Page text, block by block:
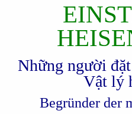
Những người
Vật lý
Begründer der